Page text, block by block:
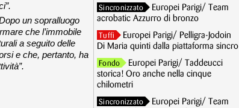
un sopralluogo
che l’immobile
a seguito delle
e che, pertanto, ha
Sincronizzato
Europei Parigi/ Team
acrobatic Azzurro di bronzo
Tuffi
Europei Parigi/ Pelligra-Jodoin
Di Maria quinti dalla piattaforma sincro
Fondo
Europei Parigi/ Taddeucci
storica! Oro anche nella cinque
chilometri
Sincronizzato
Europei Parigi/ Team